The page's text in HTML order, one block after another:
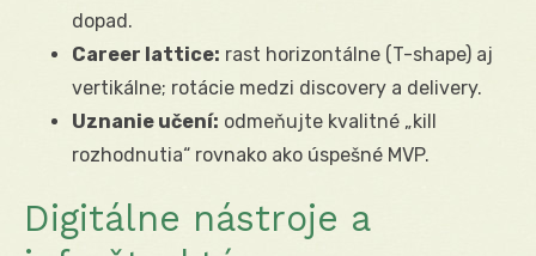
dopad.
Career lattice: rast horizontálne (T-shape) aj
vertikálne; rotácie medzi discovery a delivery.
Uznanie učení: odmeňujte kvalitné „kill
rozhodnutia“ rovnako ako úspešné MVP.
Digitálne nástroje a